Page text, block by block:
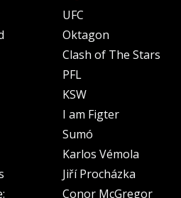
UFC
Oktagon
Clash of The Stars
PFL
KSW
I am Figter
Sumó
Karlos Vémola
Jiří Procházka
Conor McGregor